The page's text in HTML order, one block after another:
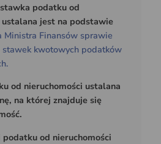
podatku od
ustalana jest na podstawie
Ministra Finansów sprawie
stawek kwotowych podatków
od nieruchomości ustalana
na której znajduje się
od nieruchomości